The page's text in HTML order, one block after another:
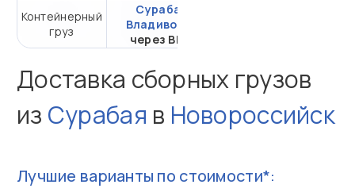
Контейнерный
груз
Сурабая -
Владивосток
через ВМТП
Доставка сборных грузов
из Сурабая в Новороссийск
Лучшие варианты по стоимости*: